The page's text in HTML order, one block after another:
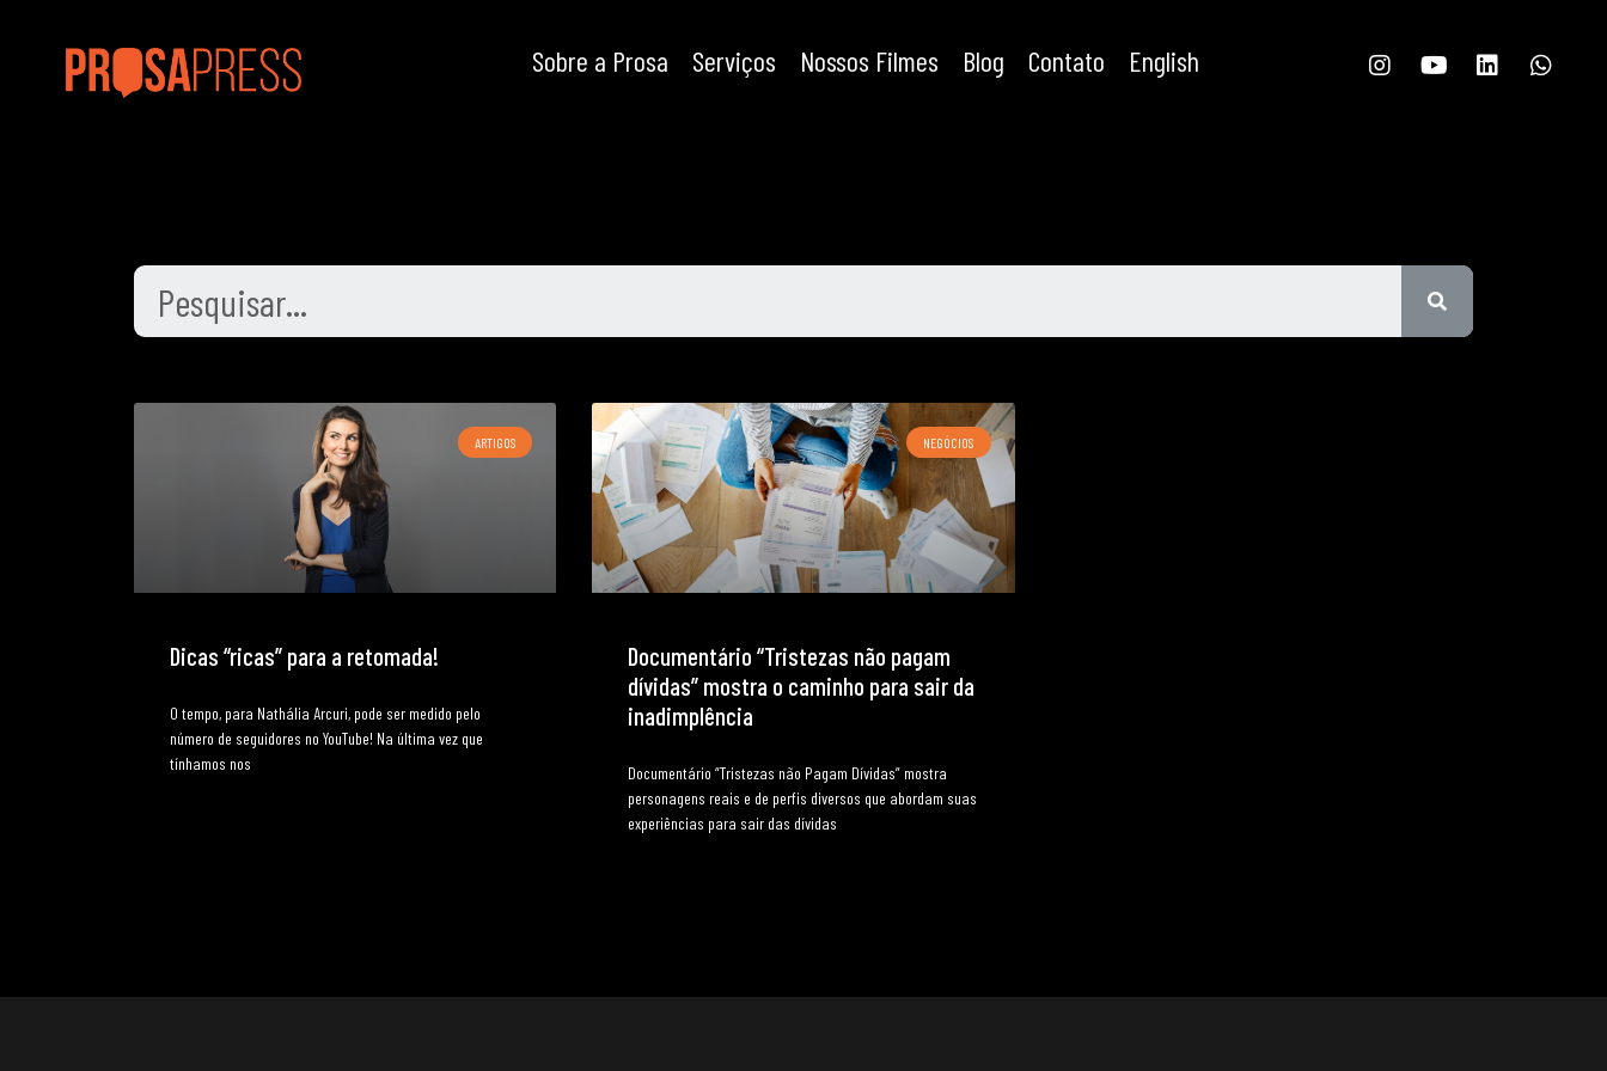
Sobre a Prosa Serviços Nossos Filmes Blog Contato English
ARTIGOS
Dicas “ricas” para a retomada!
O tempo, para Nathália Arcuri, pode ser medido pelo
número de seguidores no YouTube! Na última vez que
tínhamos nos
NEGÓCIOS
Documentário “Tristezas não pagam
dívidas” mostra o caminho para sair da
inadimplência
Documentário “Tristezas não Pagam Dívidas” mostra
personagens reais e de perfis diversos que abordam suas
experiências para sair das dívidas